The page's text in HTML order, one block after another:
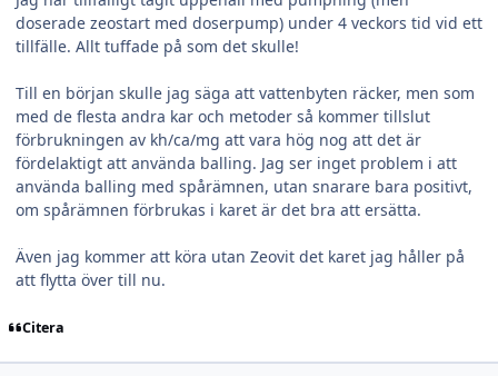
doserade zeostart med doserpump) under 4 veckors tid vid ett
tillfälle. Allt tuffade på som det skulle!
Till en början skulle jag säga att vattenbyten räcker, men som
med de flesta andra kar och metoder så kommer tillslut
förbrukningen av kh/ca/mg att vara hög nog att det är
fördelaktigt att använda balling. Jag ser inget problem i att
använda balling med spårämnen, utan snarare bara positivt,
om spårämnen förbrukas i karet är det bra att ersätta.
Även jag kommer att köra utan Zeovit det karet jag håller på
att flytta över till nu.
Citera